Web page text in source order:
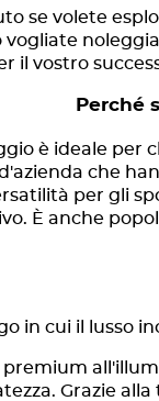
se volete
il vostro
Perché
è ideale
che
per gli
È anche
in cui il lusso
premium
Grazie